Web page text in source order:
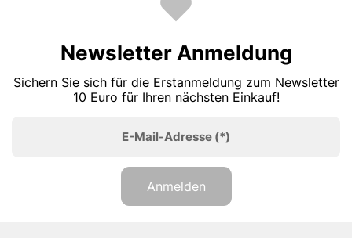
Newsletter Anmeldung
Sichern Sie sich für die Erstanmeldung zum Newsletter
10 Euro für Ihren nächsten Einkauf!
E-Mail-Adresse (*)
Anmelden